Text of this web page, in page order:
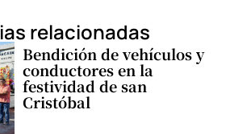
relacionadas
Bendición de vehículos y
conductores en la
festividad de san
Cristóbal